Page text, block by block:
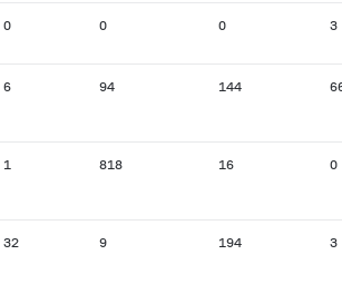
0 0 0 3
6 94 144
1 818 16 0
32 9 194 3